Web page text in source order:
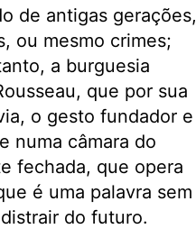
de antigas gerações,
ou mesmo crimes;
a burguesia
que por sua
o gesto fundador e
numa câmara do
fechada, que opera
é uma palavra sem
do futuro.